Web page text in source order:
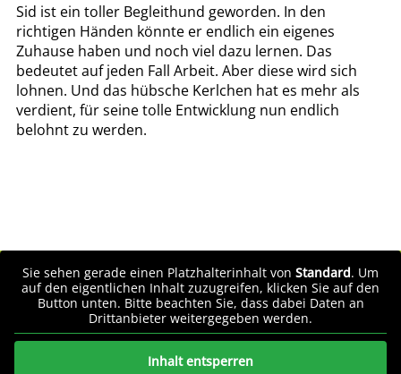
Sid ist ein toller Begleithund geworden. In den
richtigen Händen könnte er endlich ein eigenes
Zuhause haben und noch viel dazu lernen. Das
bedeutet auf jeden Fall Arbeit. Aber diese wird sich
lohnen. Und das hübsche Kerlchen hat es mehr als
verdient, für seine tolle Entwicklung nun endlich
belohnt zu werden.
Sie sehen gerade einen Platzhalterinhalt von Standard. Um
auf den eigentlichen Inhalt zuzugreifen, klicken Sie auf den
Button unten. Bitte beachten Sie, dass dabei Daten an
Drittanbieter weitergegeben werden.
Inhalt entsperren